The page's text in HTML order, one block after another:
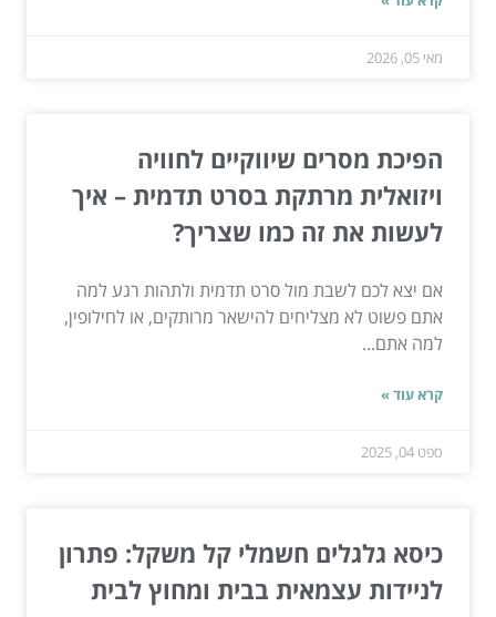
מאי 05, 2026
הפיכת מסרים שיווקיים לחוויה
ויזואלית מרתקת בסרט תדמית – איך
לעשות את זה כמו שצריך?
אם יצא לכם לשבת מול סרט תדמית ולתהות רגע למה
אתם פשוט לא מצליחים להישאר מרותקים, או לחילופין,
למה אתם...
קרא עוד »
ספט 04, 2025
כיסא גלגלים חשמלי קל משקל: פתרון
לניידות עצמאית בבית ומחוץ לבית